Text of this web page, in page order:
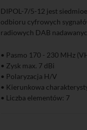
DIPOL-7/5-12 jest
odbioru cyfrowych
radiowych DAB
• Pasmo 170 - 230 MHz
• Zysk max. 7 dBi
• Polaryzacja H/V
• Kierunkowa
• Liczba elementów: 7